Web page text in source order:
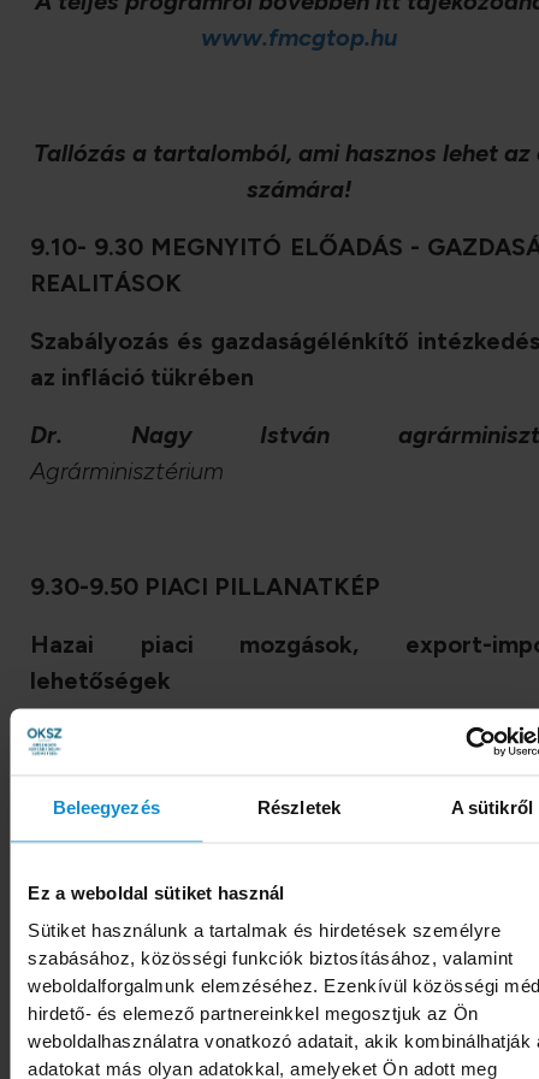
Beleegyezés Részletek A sütikről
Ez a weboldal sütiket használ
Sütiket használunk a tartalmak és hirdetések személyre
szabásához, közösségi funkciók biztosításához, valamint
weboldalforgalmunk elemzéséhez. Ezenkívül közösségi
hirdető- és elemező partnereinkkel megosztjuk az Ön
weboldalhasználatra vonatkozó adatait, akik kombinálhatják
adatokat más olyan adatokkal, amelyeket Ön adott meg
www.fmcgtop.hu
Tallózás a tartalomból, ami hasznos lehet az
számára!
9.10- 9.30 MEGNYITÓ ELŐADÁS -
REALITÁSOK
Szabályozás és gazdaságélénkítő
az infláció tükrében
Dr. Nagy István
Agrárminisztérium
9.30-9.50 PIACI PILLANATKÉP
Hazai piaci mozgások, export-
lehetőségek
Héjja Csaba, gazdasági szakértő,
MBH
9.55-10.15 ÉLETBEN
KERESKEDELEM -
LEHETŐSÉGEK
A 2024 eleji ágazati adatok kis
javulása milyen reményekkel kecsegtet a